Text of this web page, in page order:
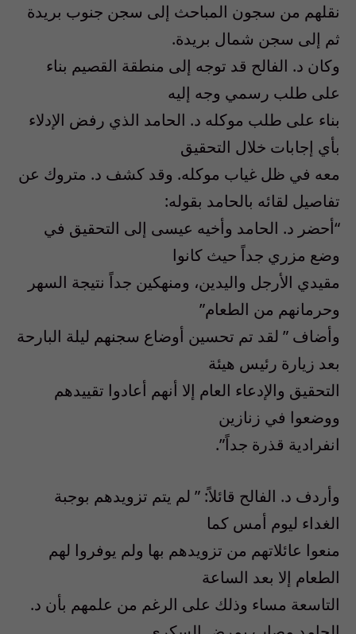
نقلهم من سجون المباحث إلى سجن جنوب بريدة
ثم إلى سجن شمال بريدة.
وكان د. الفالح قد توجه إلى منطقة القصيم بناء
على طلب رسمي وجه إليه
بناء على طلب موكله د. الحامد الذي رفض الإدلاء
بأي إجابات خلال التحقيق
معه في ظل غياب موكله. وقد كشف د. متروك عن
تفاصيل لقائه بالحامد بقوله:
“أحضر د. الحامد وأخيه عيسى إلى التحقيق في
وضع مزري جداً حيث كانوا
مقيدي الأرجل واليدين، ومنهكين جداً نتيجة السهر
وحرمانهم من الطعام”
وأضاف ” لقد تم تحسين أوضاع سجنهم ليلة البارحة
بعد زيارة رئيس هيئة
التحقيق والإدعاء العام إلا أنهم أعادوا تقييدهم
ووضعوا في زنازين
انفرادية قذرة جداً”.
وأردف د. الفالح قائلاً: ” لم يتم تزويدهم بوجبة
الغداء ليوم أمس كما
منعوا عائلاتهم من تزويدهم بها ولم يوفروا لهم
الطعام إلا بعد الساعة
التاسعة مساء وذلك على الرغم من علمهم بأن د.